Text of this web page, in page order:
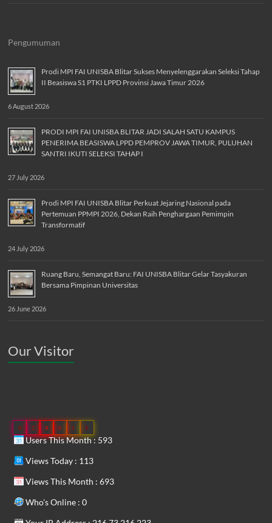
Pengumuman
Prodi MPI FAI UNISBA Blitar Sukses Menyelenggarakan Seleksi Tahap
II Beasiswa S1 PTKI LPPD Provinsi Jawa Timur 2026
6 August 2026
PRODI MPI FAI UNISBA BLITAR JADI SALAH SATU KAMPUS
PENERIMA BEASISWA LPPD PEMPROV JAWA TIMUR, PULUHAN
SANTRI IKUTI SELEKSI TAHAP I
27 July 2026
Prodi MPI FAI UNISBA Blitar Perkuat Jejaring Nasional pada
Pertemuan PPMPI 2026, Dekan Raih Penghargaan Pemimpin
Transformatif
24 July 2026
Ruang Baru, Semangat Baru: FAI UNISBA Blitar Gelar Tasyakuran
Bersama Pimpinan Universitas
26 June 2026
Our Visitor
0 2 4 6 1 8
Users This Month : 593
Views Today : 113
Views This Month : 693
Who's Online : 0